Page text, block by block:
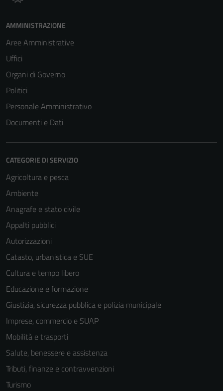
AMMINISTRAZIONE
Aree Amministrative
Uffici
Organi di Governo
Politici
Personale Amministrativo
Documenti e Dati
CATEGORIE DI SERVIZIO
Agricoltura e pesca
Ambiente
Anagrafe e stato civile
Appalti pubblici
Autorizzazioni
Catasto, urbanistica e SUE
Cultura e tempo libero
Educazione e formazione
Giustizia, sicurezza pubblica e polizia municipale
Imprese, commercio e SUAP
Mobilità e trasporti
Salute, benessere e assistenza
Tributi, finanze e contravvenzioni
Turismo